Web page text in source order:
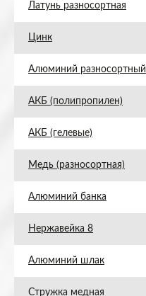
Латунь разносортная
Цинк
Алюминий разносортный
АКБ (полипропилен)
АКБ (гелевые)
Медь (разносортная)
Алюминий банка
Нержавейка 8
Алюминий шлак
Стружка медная